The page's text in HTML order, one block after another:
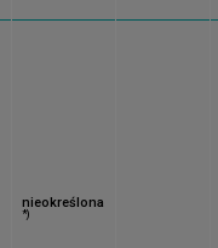
nieokreślona
*)